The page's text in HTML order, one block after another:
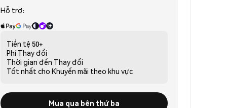
Hỗ trợ:
Tiền tệ 50+
Phí Thay đổi
Thời gian đến Thay đổi
Tốt nhất cho Khuyến mãi theo khu vực
Mua qua bên thứ ba